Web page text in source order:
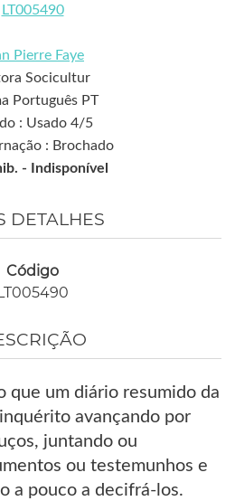
LT005490
Pierre Faye
Socicultur
Português PT
: Usado 4/5
: Brochado
-
Indisponível
DETALHES
Código
que um diário resumido da
avançando por
juntando ou
ou testemunhos e
a pouco a decifrá-los.